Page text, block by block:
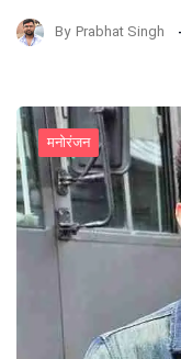
By Prabhat Singh
मनोरंजन